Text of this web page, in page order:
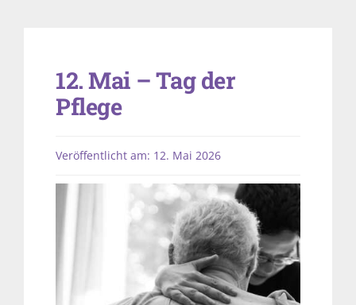
Förderung12. Mai – Tag der
Pflege
Veröffentlicht am: 12. Mai 2026